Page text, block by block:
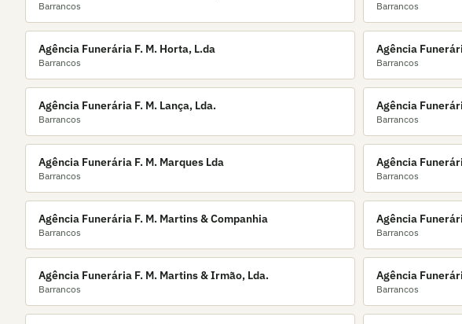
Barrancos Barrancos
Agência Funerária F. M. Horta, L.da
Barrancos
Agência
Barrancos
Agência Funerária F. M. Lança, Lda.
Barrancos
Agência
Barrancos
Agência Funerária F. M. Marques Lda
Barrancos
Agência
Barrancos
Agência Funerária F. M. Martins & Companhia
Barrancos
Agência
Barrancos
Agência Funerária F. M. Martins & Irmão, Lda.
Barrancos
Agência
Barrancos